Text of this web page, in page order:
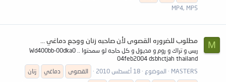
MP4, MP5
M مطلوب للضروره القصوى لأن صاحبه زنان ووجع دماغي ...
ريس و تراك و روم و مديول و كل حاجه لو سمحتوا .. Wd400bb-00dka0
04feb2004 dsbhctjah thailand
MASTERS
الموضوع 18 أغسطس 2010 القصوى دماغي
زنان